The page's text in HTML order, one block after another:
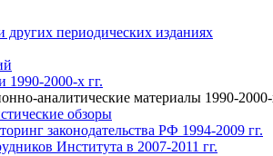
других периодических изданиях
1990-2000-х гг.
аналитические материалы 1990-2000-
обзоры
законодательства РФ 1994-2009 гг.
Института в 2007-2011 гг.